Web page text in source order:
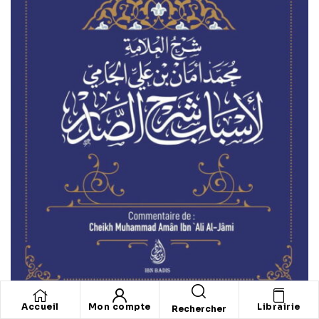
La Voie Du Bonheur, D’Ibn Qayyim Al-
Accueil Mon compte Rechercher Librairie